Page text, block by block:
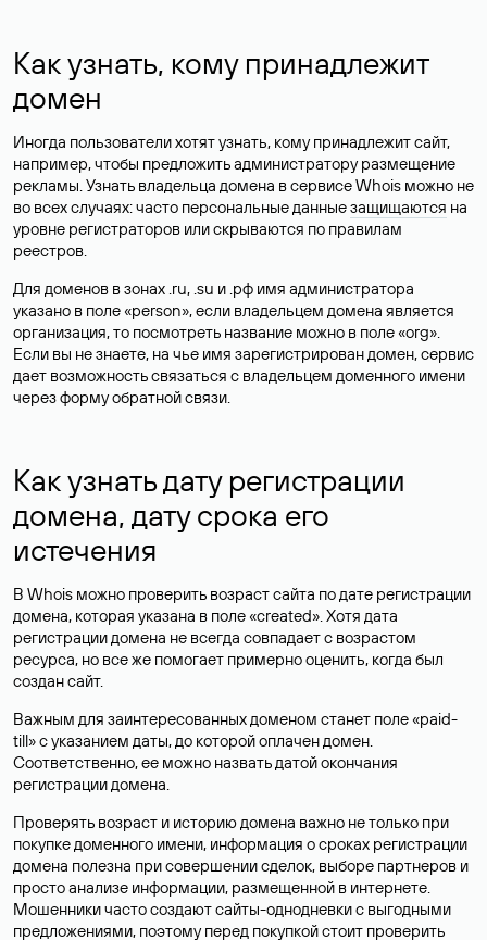
Как узнать, кому принадлежит
домен
Иногда пользователи хотят узнать, кому принадлежит сайт,
например, чтобы предложить администратору размещение
рекламы. Узнать владельца домена в сервисе Whois можно не
во всех случаях: часто персональные данныезащищаются на
уровне регистраторов или скрываются по правилам
реестров.
Для доменов в зонах .ru, .su и .рф имя администратора
указано в поле «person», если владельцем домена является
организация, то посмотреть название можно в поле «org».
Если вы не знаете, на чье имя зарегистрирован домен, сервис
дает возможность связаться с владельцем доменного имени
через форму обратной связи.
Как узнать дату регистрации
домена, дату срока его
истечения
В Whois можно проверить возраст сайта по дате регистрации
домена, которая указана в поле «created». Хотя дата
регистрации домена не всегда совпадает с возрастом
ресурса, но все же помогает примерно оценить, когда был
создан сайт.
Важным для заинтересованных доменом станет поле «paid-
till» с указанием даты, до которой оплачен домен.
Соответственно, ее можно назвать датой окончания
регистрации домена.
Проверять возраст и историю домена важно не только при
покупке доменного имени, информация о сроках регистрации
домена полезна при совершении сделок, выборе партнеров и
просто анализе информации, размещенной в интернете.
Мошенники часто создают сайты-однодневки с выгодными
предложениями, поэтому перед покупкой стоит проверить